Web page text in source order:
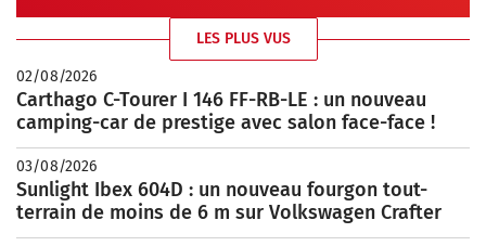
LES PLUS VUS
02/08/2026
Carthago C-Tourer I 146 FF-RB-LE : un nouveau
camping-car de prestige avec salon face-face !
03/08/2026
Sunlight Ibex 604D : un nouveau fourgon tout-
terrain de moins de 6 m sur Volkswagen Crafter